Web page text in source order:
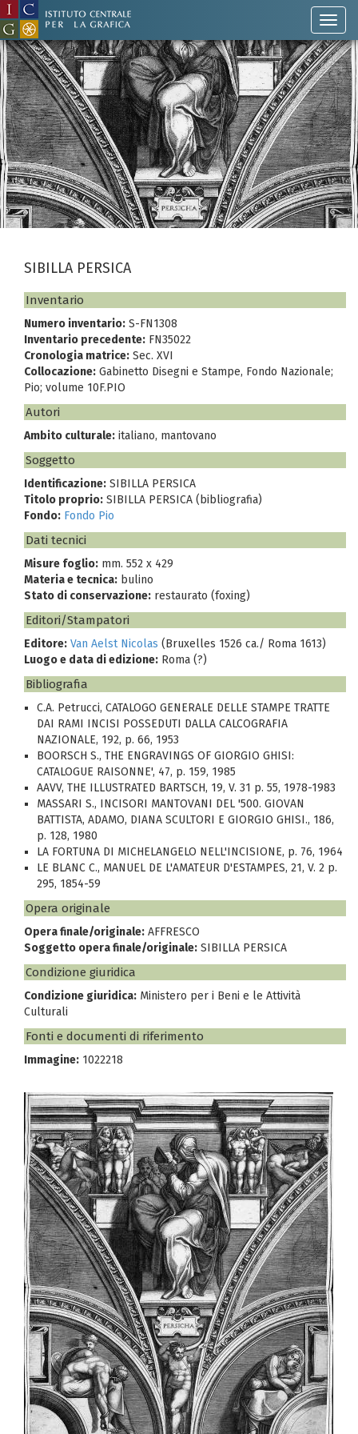
SIBILLA PERSICA
Inventario
Numero inventario: S-FN1308
Inventario precedente: FN35022
Cronologia matrice: Sec. XVI
Collocazione: Gabinetto Disegni e Stampe, Fondo Nazionale;
Pio; volume 10F.PIO
Autori
Ambito culturale: italiano, mantovano
Soggetto
Identificazione: SIBILLA PERSICA
Titolo proprio: SIBILLA PERSICA (bibliografia)
Fondo: Fondo Pio
Dati tecnici
Misure foglio: mm. 552 x 429
Materia e tecnica: bulino
Stato di conservazione: restaurato (foxing)
Editori/Stampatori
Editore: Van Aelst Nicolas (Bruxelles 1526 ca./ Roma 1613)
Luogo e data di edizione: Roma (?)
Bibliografia
C.A. Petrucci, CATALOGO GENERALE DELLE STAMPE TRATTE
DAI RAMI INCISI POSSEDUTI DALLA CALCOGRAFIA
NAZIONALE, 192, p. 66, 1953
BOORSCH S., THE ENGRAVINGS OF GIORGIO GHISI:
CATALOGUE RAISONNE', 47, p. 159, 1985
AAVV, THE ILLUSTRATED BARTSCH, 19, V. 31 p. 55, 1978-1983
MASSARI S., INCISORI MANTOVANI DEL '500. GIOVAN
BATTISTA, ADAMO, DIANA SCULTORI E GIORGIO GHISI., 186,
p. 128, 1980
LA FORTUNA DI MICHELANGELO NELL'INCISIONE, p. 76, 1964
LE BLANC C., MANUEL DE L'AMATEUR D'ESTAMPES, 21, V. 2 p.
295, 1854-59
Opera originale
Opera finale/originale: AFFRESCO
Soggetto opera finale/originale: SIBILLA PERSICA
Condizione giuridica
Condizione giuridica: Ministero per i Beni e le Attività
Culturali
Fonti e documenti di riferimento
Immagine: 1022218